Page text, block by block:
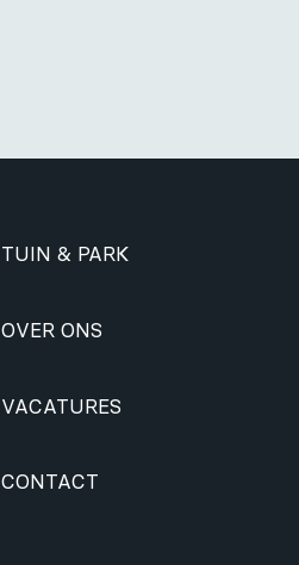
TUIN & PARK
OVER ONS
VACATURES
CONTACT